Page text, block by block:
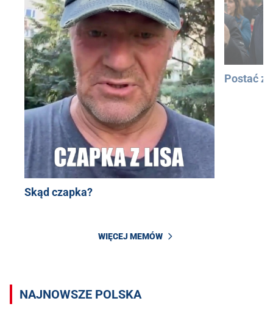
Skąd czapka?
Postać
WIĘCEJ MEMÓW
NAJNOWSZE POLSKA